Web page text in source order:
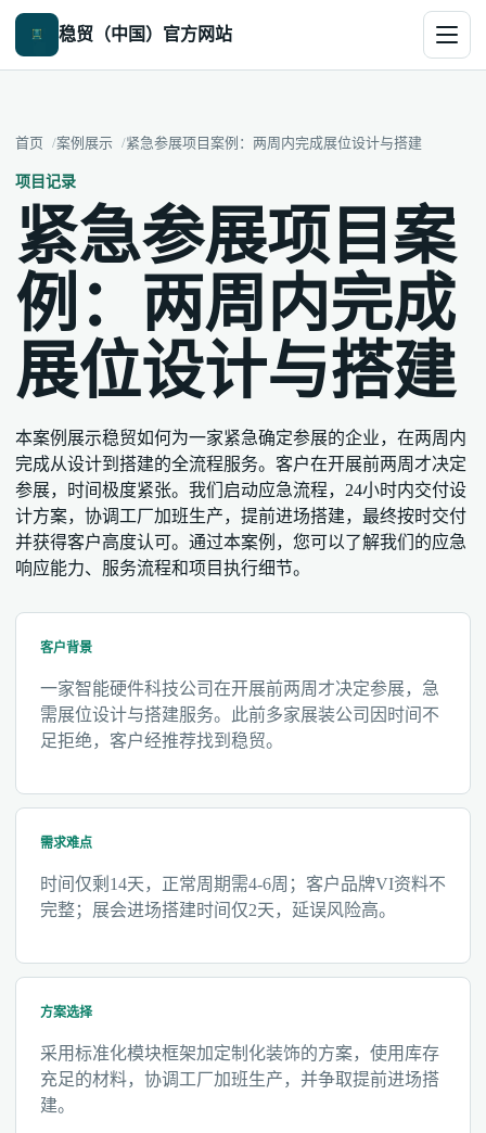
稳贸（中国）官方网站
首页 案例展示 紧急参展项目案例：两周内完成展位设计与搭建
项目记录
紧急参展项目案
例：两周内完成
展位设计与搭建
本案例展示稳贸如何为一家紧急确定参展的企业，在两周内
完成从设计到搭建的全流程服务。客户在开展前两周才决定
参展，时间极度紧张。我们启动应急流程，24小时内交付设
计方案，协调工厂加班生产，提前进场搭建，最终按时交付
并获得客户高度认可。通过本案例，您可以了解我们的应急
响应能力、服务流程和项目执行细节。
客户背景
一家智能硬件科技公司在开展前两周才决定参展，急
需展位设计与搭建服务。此前多家展装公司因时间不
足拒绝，客户经推荐找到稳贸。
需求难点
时间仅剩14天，正常周期需4-6周；客户品牌VI资料不
完整；展会进场搭建时间仅2天，延误风险高。
方案选择
采用标准化模块框架加定制化装饰的方案，使用库存
充足的材料，协调工厂加班生产，并争取提前进场搭
建。